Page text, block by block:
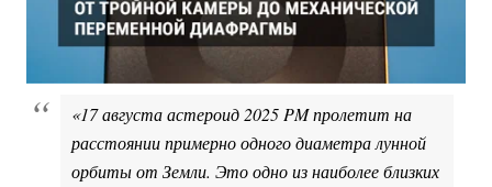
«17 августа астероид 2025 PM пролетит на
расстоянии примерно одного диаметра лунной
орбиты от Земли. Это одно из наиболее близких